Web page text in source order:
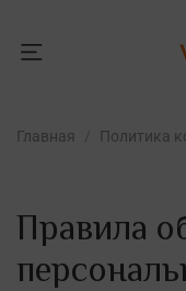
Главная Политика
Правила